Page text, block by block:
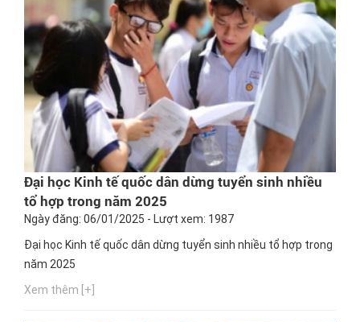
Đại học Kinh tế quốc dân dừng tuyển sinh nhiều
tổ hợp trong năm 2025
Ngày đăng: 06/01/2025 - Lượt xem: 1987
Đại học Kinh tế quốc dân dừng tuyển sinh nhiều tổ hợp trong
năm 2025
Xem thêm [+]